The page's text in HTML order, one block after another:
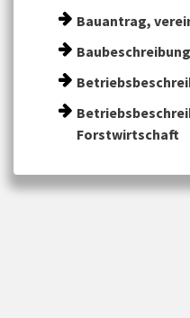
Bauantrag,
Baubeschreibung
Forstwirtschaft